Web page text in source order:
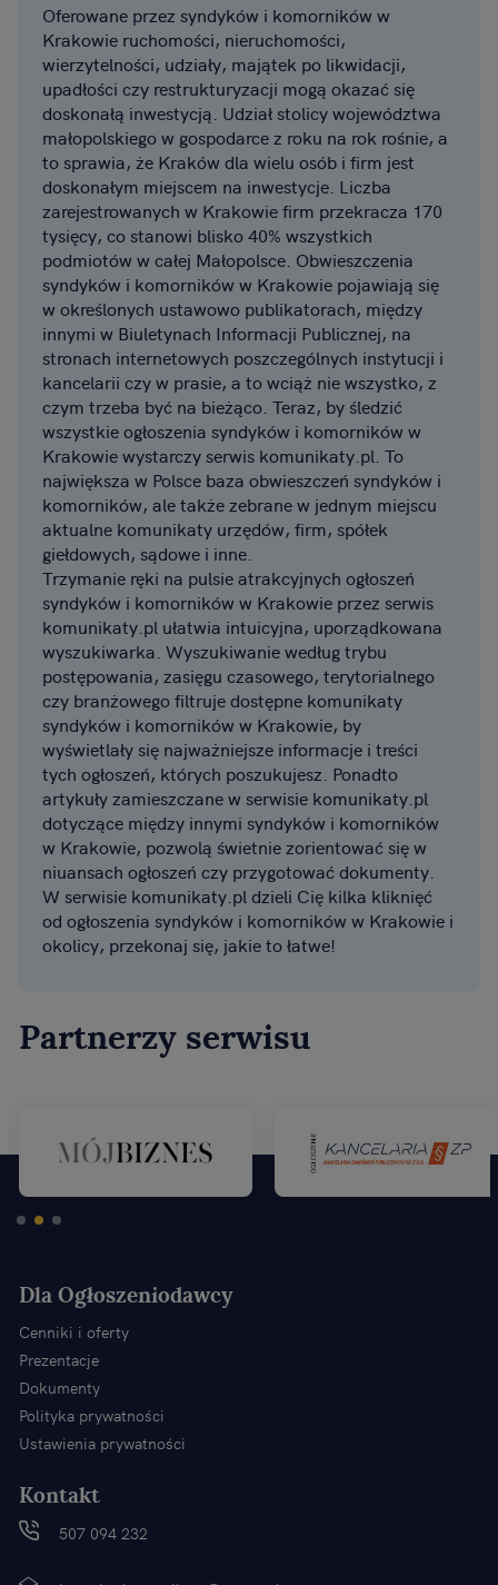
Oferowane przez syndyków i komorników w
Krakowie ruchomości, nieruchomości,
wierzytelności, udziały, majątek po likwidacji,
upadłości czy restrukturyzacji mogą okazać się
doskonałą inwestycją. Udział stolicy województwa
małopolskiego w gospodarce z roku na rok rośnie, a
to sprawia, że Kraków dla wielu osób i firm jest
doskonałym miejscem na inwestycje. Liczba
zarejestrowanych w Krakowie firm przekracza 170
tysięcy, co stanowi blisko 40% wszystkich
podmiotów w całej Małopolsce. Obwieszczenia
syndyków i komorników w Krakowie pojawiają się
w określonych ustawowo publikatorach, między
innymi w Biuletynach Informacji Publicznej, na
stronach internetowych poszczególnych instytucji i
kancelarii czy w prasie, a to wciąż nie wszystko, z
czym trzeba być na bieżąco. Teraz, by śledzić
wszystkie ogłoszenia syndyków i komorników w
Krakowie wystarczy serwis komunikaty.pl. To
największa w Polsce baza obwieszczeń syndyków i
komorników, ale także zebrane w jednym miejscu
aktualne komunikaty urzędów, firm, spółek
giełdowych, sądowe i inne.
Trzymanie ręki na pulsie atrakcyjnych ogłoszeń
syndyków i komorników w Krakowie przez serwis
komunikaty.pl ułatwia intuicyjna, uporządkowana
wyszukiwarka. Wyszukiwanie według trybu
postępowania, zasięgu czasowego, terytorialnego
czy branżowego filtruje dostępne komunikaty
syndyków i komorników w Krakowie, by
wyświetlały się najważniejsze informacje i treści
tych ogłoszeń, których poszukujesz. Ponadto
artykuły zamieszczane w serwisie komunikaty.pl
dotyczące między innymi syndyków i komorników
w Krakowie, pozwolą świetnie zorientować się w
niuansach ogłoszeń czy przygotować dokumenty.
W serwisie komunikaty.pl dzieli Cię kilka kliknięć
od ogłoszenia syndyków i komorników w Krakowie i
okolicy, przekonaj się, jakie to łatwe!
Partnerzy serwisu
Dla Ogłoszeniodawcy
Cenniki i oferty
Prezentacje
Dokumenty
Polityka prywatności
Ustawienia prywatności
Kontakt
507 094 232